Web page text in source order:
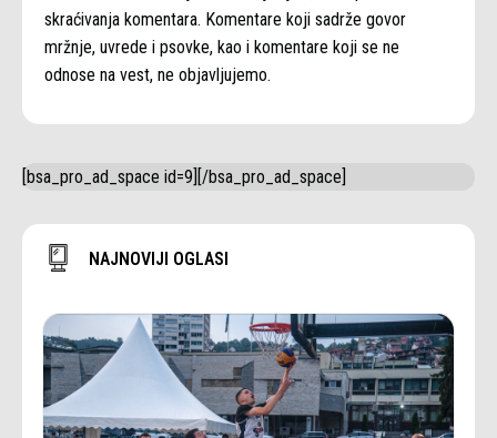
skraćivanja komentara. Komentare koji sadrže govor
mržnje, uvrede i psovke, kao i komentare koji se ne
odnose na vest, ne objavljujemo.
[bsa_pro_ad_space id=9][/bsa_pro_ad_space]
NAJNOVIJI OGLASI